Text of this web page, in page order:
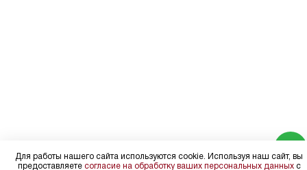
Для работы нашего сайта используются cookie. Используя наш сайт, вы
предоставляете согласие на обработку ваших персональных данныхс